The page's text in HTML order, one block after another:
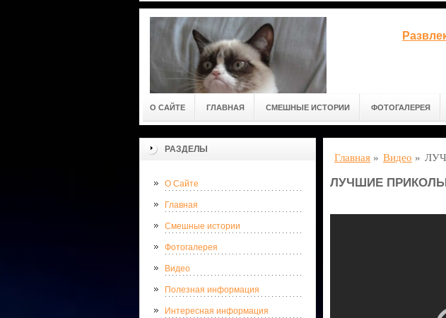
О САЙТЕ ГЛАВНАЯ СМЕШНЫЕ ИСТОРИИ ФОТОГАЛЕРЕЯ
РАЗДЕЛЫ
О Сайте
Главная
Смешные истории
Фотогалерея
Видео
Полезная информация
Интересная информация
Главная » Видео »
ЛУЧШИЕ ПРИКОЛЫ